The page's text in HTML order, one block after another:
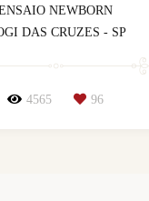
NEWBORN
DAS CRUZES - SP
4565 96